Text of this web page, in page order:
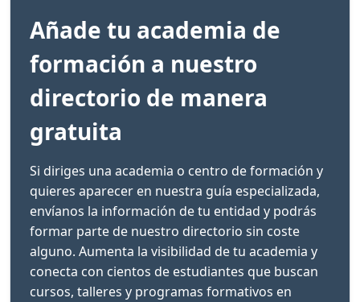
Añade tu academia de
formación a nuestro
directorio de manera
gratuita
Si diriges una academia o centro de formación y
quieres aparecer en nuestra guía especializada,
envíanos la información de tu entidad y podrás
formar parte de nuestro directorio sin coste
alguno. Aumenta la visibilidad de tu academia y
conecta con cientos de estudiantes que buscan
cursos, talleres y programas formativos en